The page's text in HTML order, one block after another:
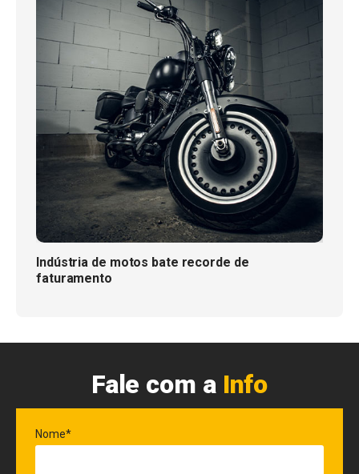
Indústria de motos bate recorde de
faturamento
Fale com a Info
Nome*